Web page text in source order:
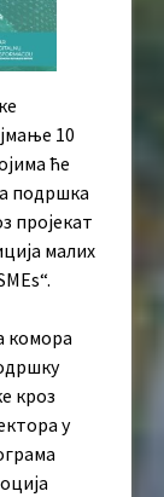
10
ће
подршка
пројекат
малих
комора
кроз
у